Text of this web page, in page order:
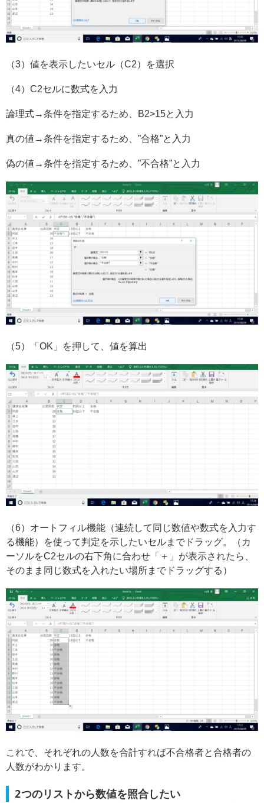
（3）値を表示したいセル（C2）を選択
（4）C2セルに数式を入力
論理式→条件を指定するため、B2>15と入力
真の値→条件を指定するため、”合格”と入力
偽の値→条件を指定するため、”不合格”と入力
（5）「OK」を押して、値を算出
（6）オートフィル機能（連続して同じ数値や数式を入力す
る機能）を使って判定を示したいセルまでドラッグ。（カ
ーソルをC2セルの右下角に合わせ「＋」が表示されたら、
そのまま同じ数式を入れたい場所までドラッグする）
これで、それぞれの人数を合計すれば不合格者と合格者の
人数がわかります。
2つのリストから数値を照合したい